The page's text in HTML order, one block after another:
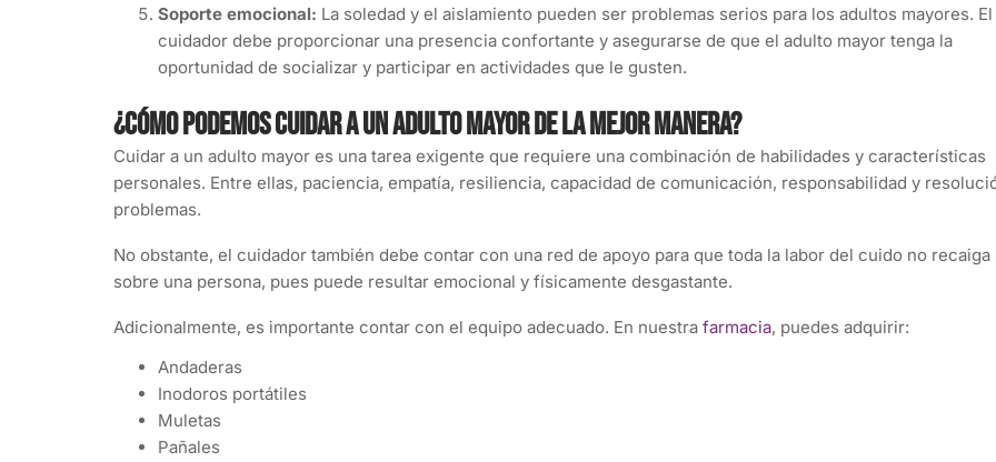
Soporte emocional: La soledad y el aislamiento pueden ser problemas serios para los adultos mayores. El
cuidador debe proporcionar una presencia confortante y asegurarse de que el adulto mayor tenga la
oportunidad de socializar y participar en actividades que le gusten.
¿Cómo podemos cuidar a un adulto mayor de la mejor manera?
Cuidar a un adulto mayor es una tarea exigente que requiere una combinación de habilidades y características
personales. Entre ellas, paciencia, empatía, resiliencia, capacidad de comunicación, responsabilidad y
problemas.
No obstante, el cuidador también debe contar con una red de apoyo para que toda la labor del cuido no recaiga
sobre una persona, pues puede resultar emocional y físicamente desgastante.
Adicionalmente, es importante contar con el equipo adecuado. En nuestra farmacia, puedes adquirir:
Andaderas
Inodoros portátiles
Muletas
Pañales